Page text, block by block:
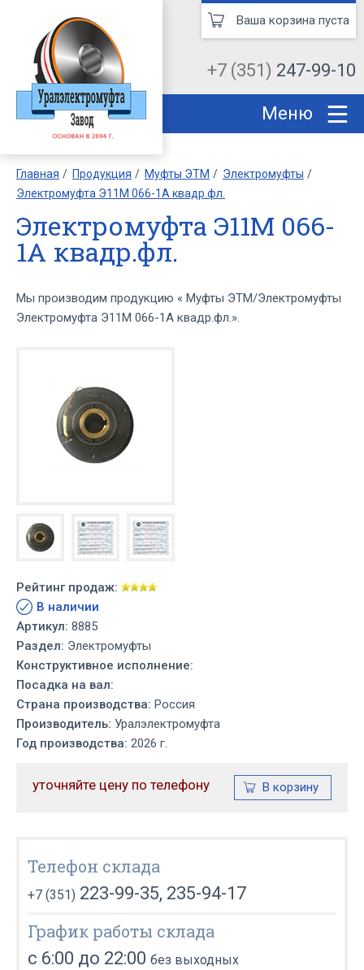
+7 (351) 247-99-10
Ваша корзина пуста
Меню
Главная Продукция Муфты ЭТМ
Электромуфты
Электромуфта Э11М 066-1А квадр.фл.
Электромуфта Э11М 066-
1А квадр.фл.
Мы производим продукцию « Муфты ЭТМ/Электромуфты
Электромуфта Э11М 066-1А квадр.фл.».
Рейтинг продаж:
В наличии
Артикул: 8885
Раздел: Электромуфты
Конструктивное исполнение:
Посадка на вал:
Страна производства: Россия
Производитель: Уралэлектромуфта
Год производства: 2026 г.
уточняйте цену по телефону
Телефон склада
+7 (351) 223-99-35, 235-94-17
График работы склада
с 6:00 до 22:00 без выходных